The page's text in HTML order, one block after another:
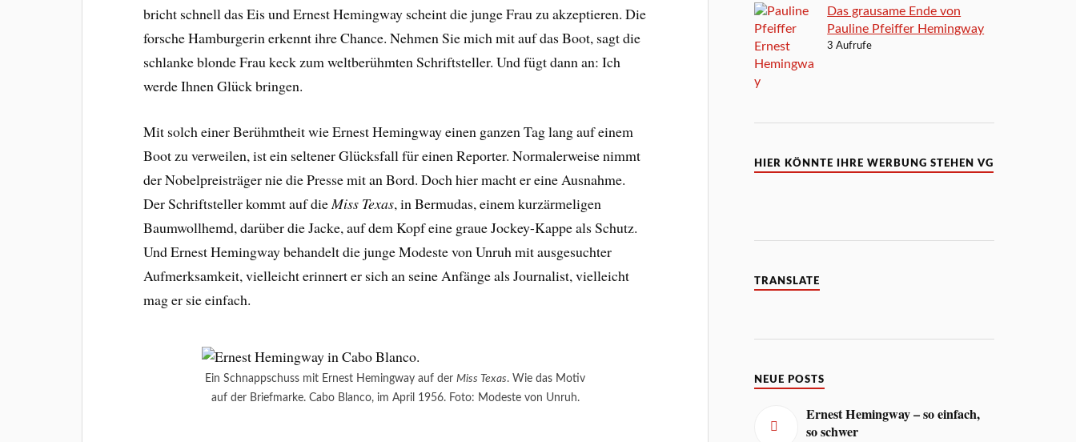
bricht schnell das Eis und Ernest Hemingway scheint die junge Frau zu akzeptieren. Die
forsche Hamburgerin erkennt ihre Chance. Nehmen Sie mich mit auf das Boot, sagt die
schlanke blonde Frau keck zum weltberühmten Schriftsteller. Und fügt dann an: Ich
werde Ihnen Glück bringen.
Mit solch einer Berühmtheit wie Ernest Hemingway einen ganzen Tag lang auf einem
Boot zu verweilen, ist ein seltener Glücksfall für einen Reporter. Normalerweise nimmt
der Nobelpreisträger nie die Presse mit an Bord. Doch hier macht er eine Ausnahme.
Der Schriftsteller kommt auf die Miss Texas, in Bermudas, einem kurzärmeligen
Baumwollhemd, darüber die Jacke, auf dem Kopf eine graue Jockey-Kappe als Schutz.
Und Ernest Hemingway behandelt die junge Modeste von Unruh mit ausgesuchter
Aufmerksamkeit, vielleicht erinnert er sich an seine Anfänge als Journalist, vielleicht
mag er sie einfach.
Ein Schnappschuss mit Ernest Hemingway auf derMiss Texas. Wie das Motiv
auf der Briefmarke. Cabo Blanco, im April 1956. Foto: Modeste von Unruh.
Das grausame Ende von
Pauline Pfeiffer Hemingway
3 Aufrufe
HIER KÖNNTE IHRE WERBUNG STEHEN VG
TRANSLATE
NEUE POSTS
Ernest Hemingway – so einfach,
so schwer